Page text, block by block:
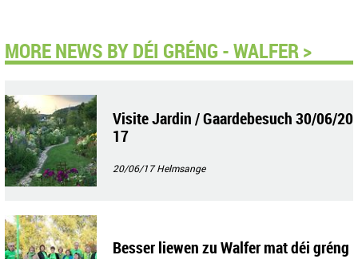
MORE NEWS BY DÉI GRÉNG - WALFER >
Visite Jardin / Gaardebesuch 30/06/20
17
20/06/17Helmsange
Besser liewen zu Walfer mat déi gréng